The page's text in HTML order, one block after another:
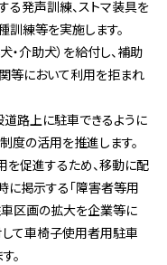
る発声訓練、ストマ装具を
練等を実施します。
介助犬）を給付し、補助
等において利用を拒まれ
路上に駐車できるように
度の活用を推進します。
促進するため、移動に配
に掲示する「障害者等用
区画の拡大を企業等に
して車椅子使用者用駐車
。